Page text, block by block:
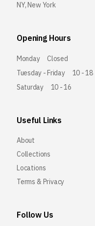
NY, New York
Opening Hours
Monday Closed
Saturday 10 - 16
Tuesday - Friday 10 - 18
Useful Links
About
Collections
Locations
Terms & Privacy
Follow Us